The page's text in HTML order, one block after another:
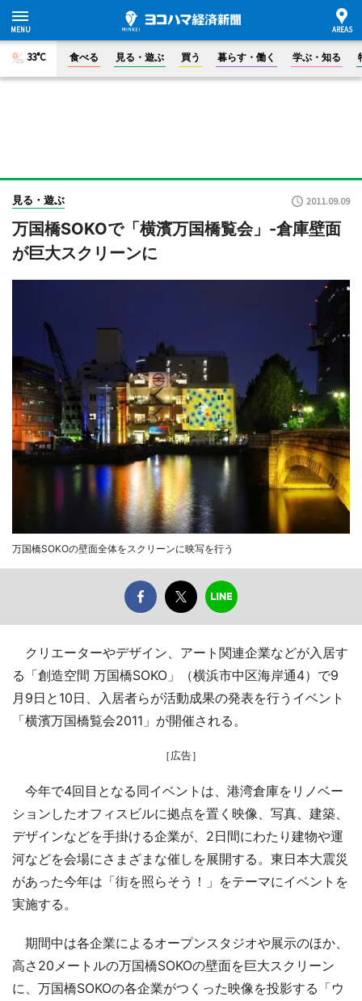
33°C 食べる 見る・遊ぶ 買う 暮らす・働く 学ぶ・知る
見る・遊ぶ 2011.09.09
万国橋SOKOで「横濱万国橋覧会」-倉庫壁面
が巨大スクリーンに
万国橋SOKOの壁面全体をスクリーンに映写を行う
クリエーターやデザイン、アート関連企業などが入居す
る「創造空間 万国橋SOKO」（横浜市中区海岸通4）で9
月9日と10日、入居者らが活動成果の発表を行うイベント
「横濱万国橋覧会2011」が開催される。
［広告］
今年で4回目となる同イベントは、港湾倉庫をリノベー
ションしたオフィスビルに拠点を置く映像、写真、建築、
デザインなどを手掛ける企業が、2日間にわたり建物や運
河などを会場にさまざまな催しを展開する。東日本大震災
があった今年は「街を照らそう！」をテーマにイベントを
実施する。
期間中は各企業によるオープンスタジオや展示のほか、
高さ20メートルの万国橋SOKOの壁面を巨大スクリーン
に、万国橋SOKOの各企業がつくった映像を投影する「ウ